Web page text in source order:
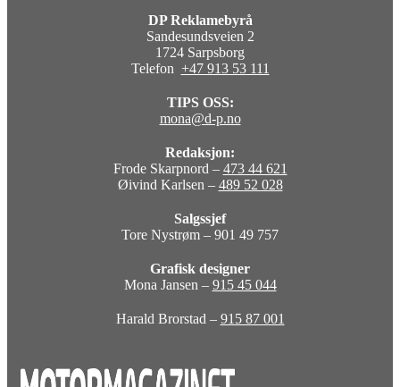
DP Reklamebyrå
Sandesundsveien 2
1724 Sarpsborg
Telefon +47 913 53 111
TIPS OSS:
mona@d-p.no
Redaksjon:
Frode Skarpnord – 473 44 621
Øivind Karlsen – 489 52 028
Salgssjef
Tore Nystrøm – 901 49 757
Grafisk designer
Mona Jansen – 915 45 044
Harald Brorstad – 915 87 001